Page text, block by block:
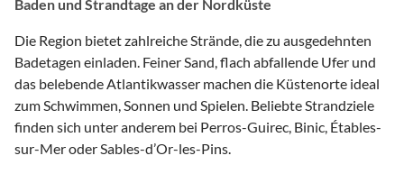
Baden und Strandtage an der Nordküste
Die Region bietet zahlreiche Strände, die zu ausgedehnten
Badetagen einladen. Feiner Sand, flach abfallende Ufer und
das belebende Atlantikwasser machen die Küstenorte ideal
zum Schwimmen, Sonnen und Spielen. Beliebte Strandziele
finden sich unter anderem bei Perros-Guirec, Binic, Étables-
sur-Mer oder Sables-d’Or-les-Pins.